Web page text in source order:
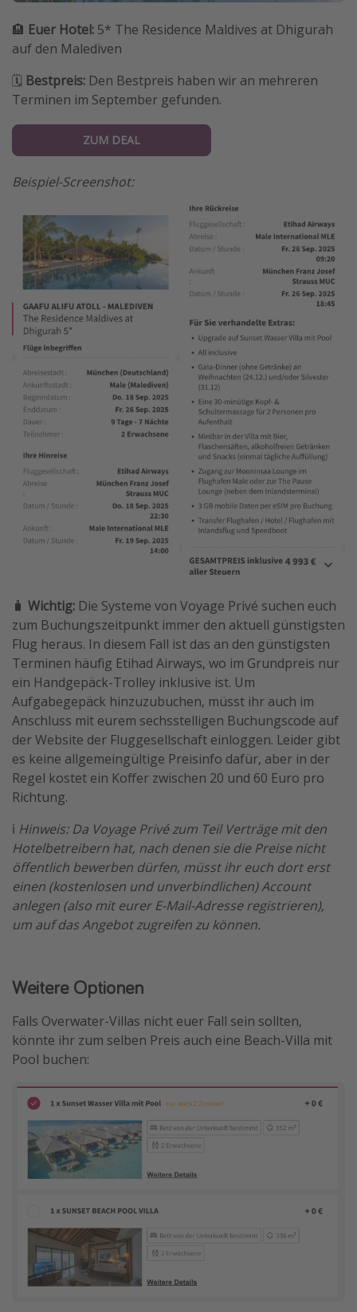
🏨 Euer Hotel: 5* The Residence Maldives at Dhigurah
auf den Malediven
🗓️ Bestpreis: Den Bestpreis haben wir an mehreren
Terminen im September gefunden.
ZUM DEAL
Beispiel-Screenshot:
🧳 Wichtig: Die Systeme von Voyage Privé suchen euch
zum Buchungszeitpunkt immer den aktuell günstigsten
Flug heraus. In diesem Fall ist das an den günstigsten
Terminen häufig Etihad Airways, wo im Grundpreis nur
ein Handgepäck-Trolley inklusive ist. Um
Aufgabegepäck hinzuzubuchen, müsst ihr auch im
Anschluss mit eurem sechsstelligen Buchungscode auf
der Website der Fluggesellschaft einloggen. Leider gibt
es keine allgemeingültige Preisinfo dafür, aber in der
Regel kostet ein Koffer zwischen 20 und 60 Euro pro
Richtung.
ℹ️ Hinweis: Da Voyage Privé zum Teil Verträge mit den
Hotelbetreibern hat, nach denen sie die Preise nicht
öffentlich bewerben dürfen, müsst ihr euch dort erst
einen (kostenlosen und unverbindlichen) Account
anlegen (also mit eurer E-Mail-Adresse registrieren),
um auf das Angebot zugreifen zu können.
Weitere Optionen
Falls Overwater-Villas nicht euer Fall sein sollten,
könnte ihr zum selben Preis auch eine Beach-Villa mit
Pool buchen: